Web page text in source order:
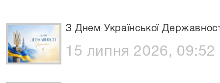
З Днем Української
15 липня 2026, 09:52